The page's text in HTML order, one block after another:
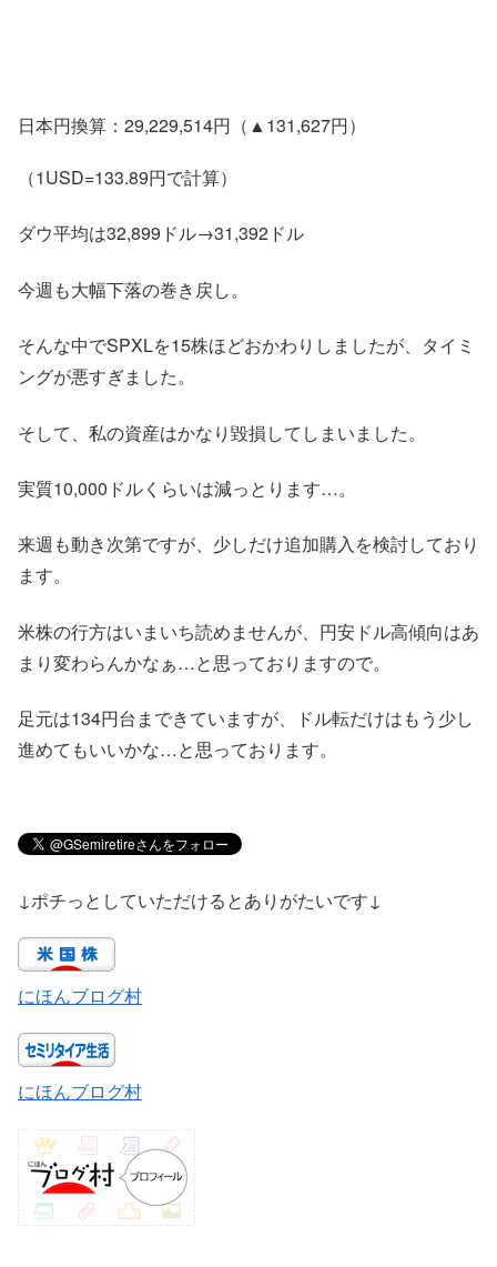
日本円換算：29,229,514円（▲131,627円）
（1USD=133.89円で計算）
ダウ平均は32,899ドル→31,392ドル
今週も大幅下落の巻き戻し。
そんな中でSPXLを15株ほどおかわりしましたが、タイミ
ングが悪すぎました。
そして、私の資産はかなり毀損してしまいました。
実質10,000ドルくらいは減っとります…。
来週も動き次第ですが、少しだけ追加購入を検討しており
ます。
米株の行方はいまいち読めませんが、円安ドル高傾向はあ
まり変わらんかなぁ…と思っておりますので。
足元は134円台まできていますが、ドル転だけはもう少し
進めてもいいかな…と思っております。
↓ポチっとしていただけるとありがたいです↓
にほんブログ村
にほんブログ村